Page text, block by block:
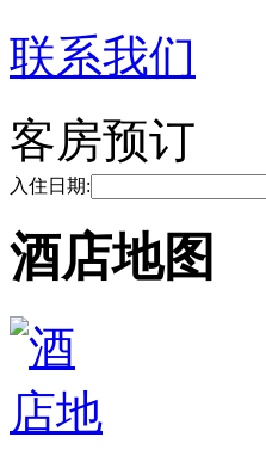
联系我们
客房预订
入住日期:
酒店地图